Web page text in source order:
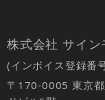
株式会社 サイン
(インボイス登録
〒170-0005 東京